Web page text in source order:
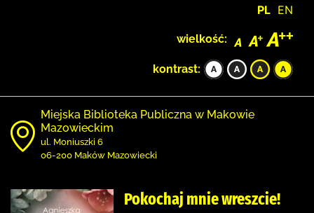
PL EN
wielkość:
kontrast:
Miejska Biblioteka Publiczna w Makowie
Mazowieckim
ul. Moniuszki 6
06-200 Maków Mazowiecki
Pokochaj mnie wreszcie!